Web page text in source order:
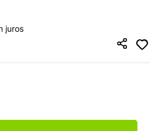
juros